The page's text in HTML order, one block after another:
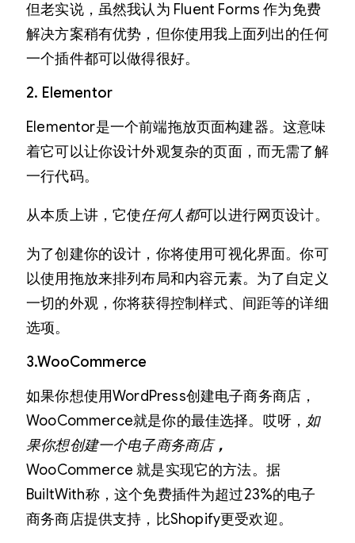
但老实说，虽然我认为 Fluent Forms 作为免费
解决方案稍有优势，但你使用我上面列出的任何
一个插件都可以做得很好。
2. Elementor
Elementor是一个前端拖放页面构建器。这意味
着它可以让你设计外观复杂的页面，而无需了解
一行代码。
从本质上讲，它使任何人都可以进行网页设计。
为了创建你的设计，你将使用可视化界面。你可
以使用拖放来排列布局和内容元素。为了自定义
一切的外观，你将获得控制样式、间距等的详细
选项。
3.WooCommerce
如果你想使用WordPress创建电子商务商店，
WooCommerce就是你的最佳选择。哎呀， 如
果你想创建一个电子商务商店，
WooCommerce 就是实现它的方法。据
BuiltWith称，这个免费插件为超过23%的电子
商务商店提供支持，比Shopify更受欢迎。